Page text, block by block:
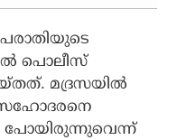
പൊലീസ്
മദ്രസയിൽ
സഹോദരനെ
പോയിരുന്നുവെന്ന്